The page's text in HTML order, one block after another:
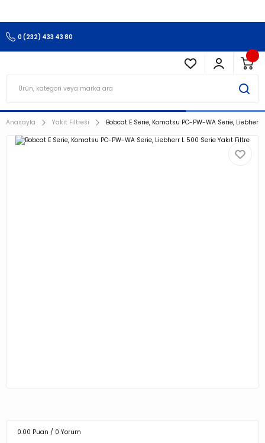
0 (232) 433 43 80
Anasayfa Yakıt Filtresi Bobcat E Serie, Komatsu PC-PW-WA Serie, Liebherr
0.00 Puan / 0 Yorum